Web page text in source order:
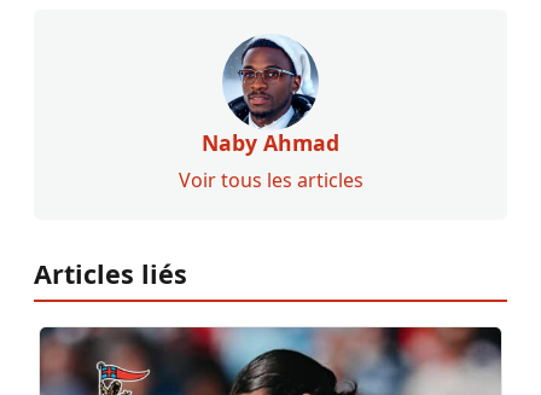
Naby Ahmad
Voir tous les articles
Articles liés